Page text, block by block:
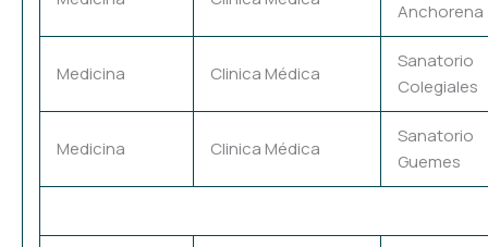
Anchorena
Medicina Clinica Médica
Sanatorio
Colegiales
Medicina Clinica Médica
Sanatorio
Guemes